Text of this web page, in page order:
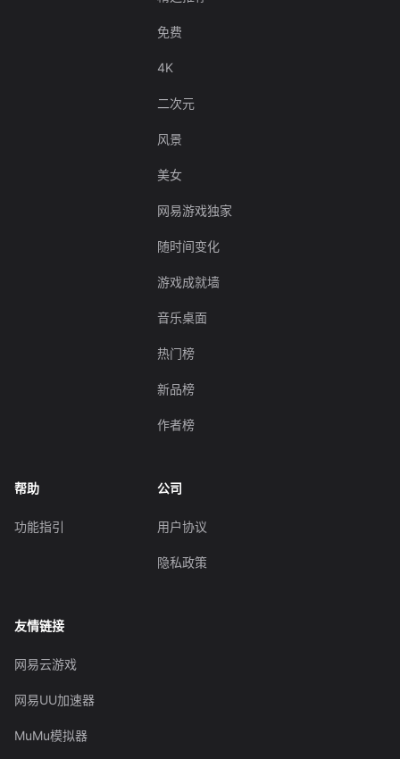
免费
4K
二次元
风景
美女
网易游戏独家
随时间变化
游戏成就墙
音乐桌面
热门榜
新品榜
作者榜
帮助
功能指引
公司
用户协议
隐私政策
友情链接
网易云游戏
网易UU加速器
MuMu模拟器